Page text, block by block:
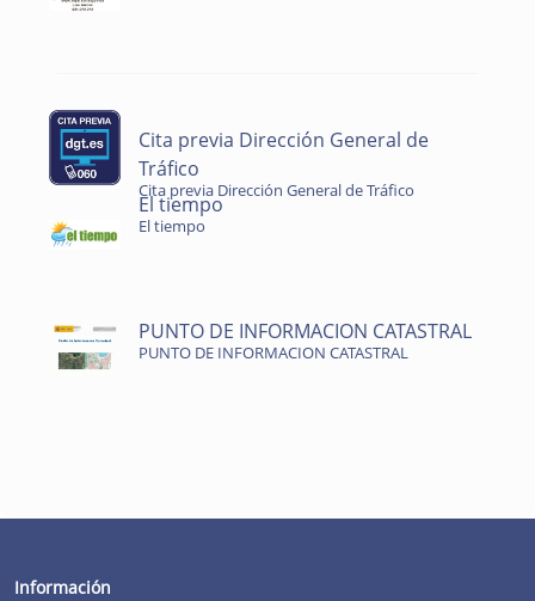
Cita previa Dirección General de
Tráfico
Cita previa Dirección General de Tráfico
El tiempo
El tiempo
PUNTO DE INFORMACION CATASTRAL
PUNTO DE INFORMACION CATASTRAL
Información